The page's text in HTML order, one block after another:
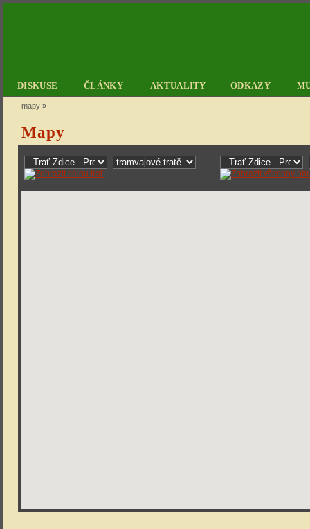
DISKUSE ČLÁNKY AKTUALITY ODKAZY
mapy »
Mapy